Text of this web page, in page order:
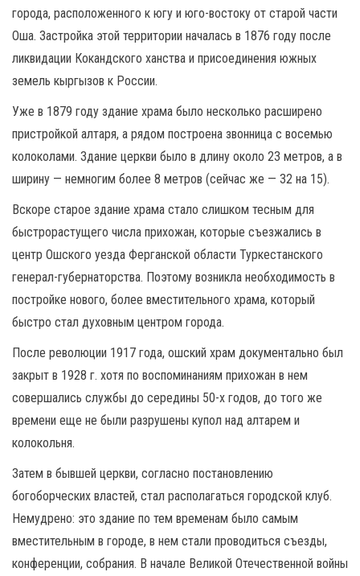
города, расположенного к югу и юго-востоку от старой части
Оша. Застройка этой территории началась в 1876 году после
ликвидации Кокандского ханства и присоединения южных
земель кыргызов к России.
Уже в 1879 году здание храма было несколько расширено
пристройкой алтаря, а рядом построена звонница с восемью
колоколами. Здание церкви было в длину около 23 метров, а в
ширину — немногим более 8 метров (сейчас же — 32 на 15).
Вскоре старое здание храма стало слишком тесным для
быстрорастущего числа прихожан, которые съезжались в
центр Ошского уезда Ферганской области Туркестанского
генерал-губернаторства. Поэтому возникла необходимость в
постройке нового, более вместительного храма, который
быстро стал духовным центром города.
После революции 1917 года, ошский храм документально был
закрыт в 1928 г. хотя по воспоминаниям прихожан в нем
совершались службы до середины 50-х годов, до того же
времени еще не были разрушены купол над алтарем и
колокольня.
Затем в бывшей церкви, согласно постановлению
богоборческих властей, стал располагаться городской клуб.
Немудрено: это здание по тем временам было самым
вместительным в городе, в нем стали проводиться съезды,
конференции, собрания. В начале Великой Отечественной войны